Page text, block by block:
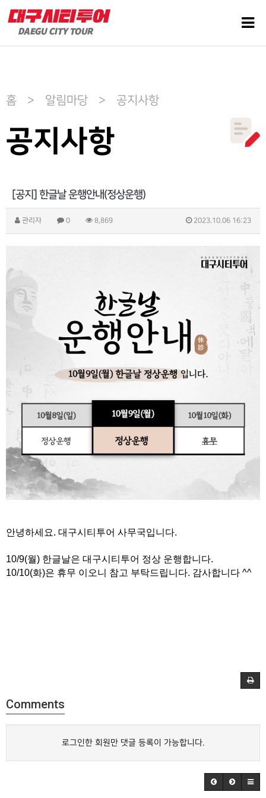
홈 > 알림마당 > 공지사항
공지사항
[공지] 한글날 운행안내(정상운행)
관리자 0 8,869 2023.10.06 16:23
안녕하세요. 대구시티투어 사무국입니다.
10/9(월) 한글날은 대구시티투어 정상 운행합니다.
10/10(화)은 휴무 이오니 참고 부탁드립니다. 감사합니다 ^^
Comments
로그인한 회원만 댓글 등록이 가능합니다.